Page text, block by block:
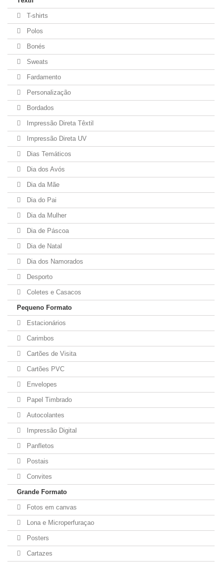
T-shirts
Polos
Bonés
Sweats
Fardamento
Personalização
Bordados
Impressão Direta Têxtil
Impressão Direta UV
Dias Temáticos
Dia dos Avós
Dia da Mãe
Dia do Pai
Dia da Mulher
Dia de Páscoa
Dia de Natal
Dia dos Namorados
Desporto
Coletes e Casacos
Pequeno Formato
Estacionários
Carimbos
Cartões de Visita
Cartões PVC
Envelopes
Papel Timbrado
Autocolantes
Impressão Digital
Panfletos
Postais
Convites
Grande Formato
Fotos em canvas
Lona e Microperfuraçao
Posters
Cartazes